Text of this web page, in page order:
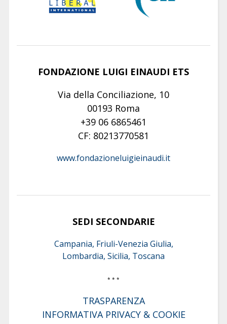
FONDAZIONE LUIGI EINAUDI ETS
Via della Conciliazione, 10
00193 Roma
+39 06 6865461
CF: 80213770581
www.fondazioneluigieinaudi.it
SEDI SECONDARIE
Campania, Friuli-Venezia Giulia,
Lombardia, Sicilia, Toscana
* * *
TRASPARENZA
INFORMATIVA PRIVACY & COOKIE